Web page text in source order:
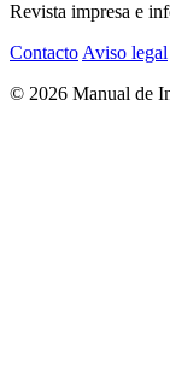
Revista impresa e
Contacto Aviso legal
© 2026 Manual de